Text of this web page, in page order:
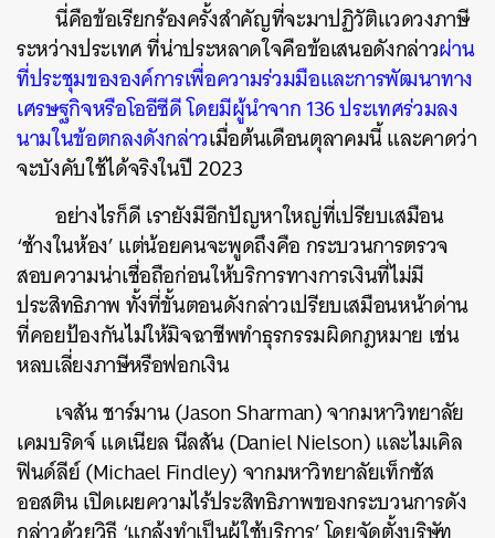
นี่คือข้อเรียกร้องครั้งสำคัญที่จะมาปฏิวัติแวดวงภาษี
ระหว่างประเทศ ที่น่าประหลาดใจคือข้อเสนอดังกล่าวผ่าน
ที่ประชุมขององค์การเพื่อความร่วมมือและการพัฒนาทาง
เศรษฐกิจหรือโออีซีดี โดยมีผู้นำจาก 136 ประเทศร่วมลง
นามในข้อตกลงดังกล่าวเมื่อต้นเดือนตุลาคมนี้ และคาดว่า
จะบังคับใช้ได้จริงในปี 2023
อย่างไรก็ดี เรายังมีอีกปัญหาใหญ่ที่เปรียบเสมือน
‘ช้างในห้อง’ แต่น้อยคนจะพูดถึงคือ กระบวนการตรวจ
สอบความน่าเชื่อถือก่อนให้บริการทางการเงินที่ไม่มี
ประสิทธิภาพ ทั้งที่ขั้นตอนดังกล่าวเปรียบเสมือนหน้าด่าน
ที่คอยป้องกันไม่ให้มิจฉาชีพทำธุรกรรมผิดกฎหมาย เช่น
หลบเลี่ยงภาษีหรือฟอกเงิน
เจสัน ชาร์มาน (Jason Sharman) จากมหาวิทยาลัย
เคมบริดจ์ แดเนียล นีลสัน (Daniel Nielson) และไมเคิล
ฟินด์ลีย์ (Michael Findley) จากมหาวิทยาลัยเท็กซัส
ออสติน เปิดเผยความไร้ประสิทธิภาพของกระบวนการดัง